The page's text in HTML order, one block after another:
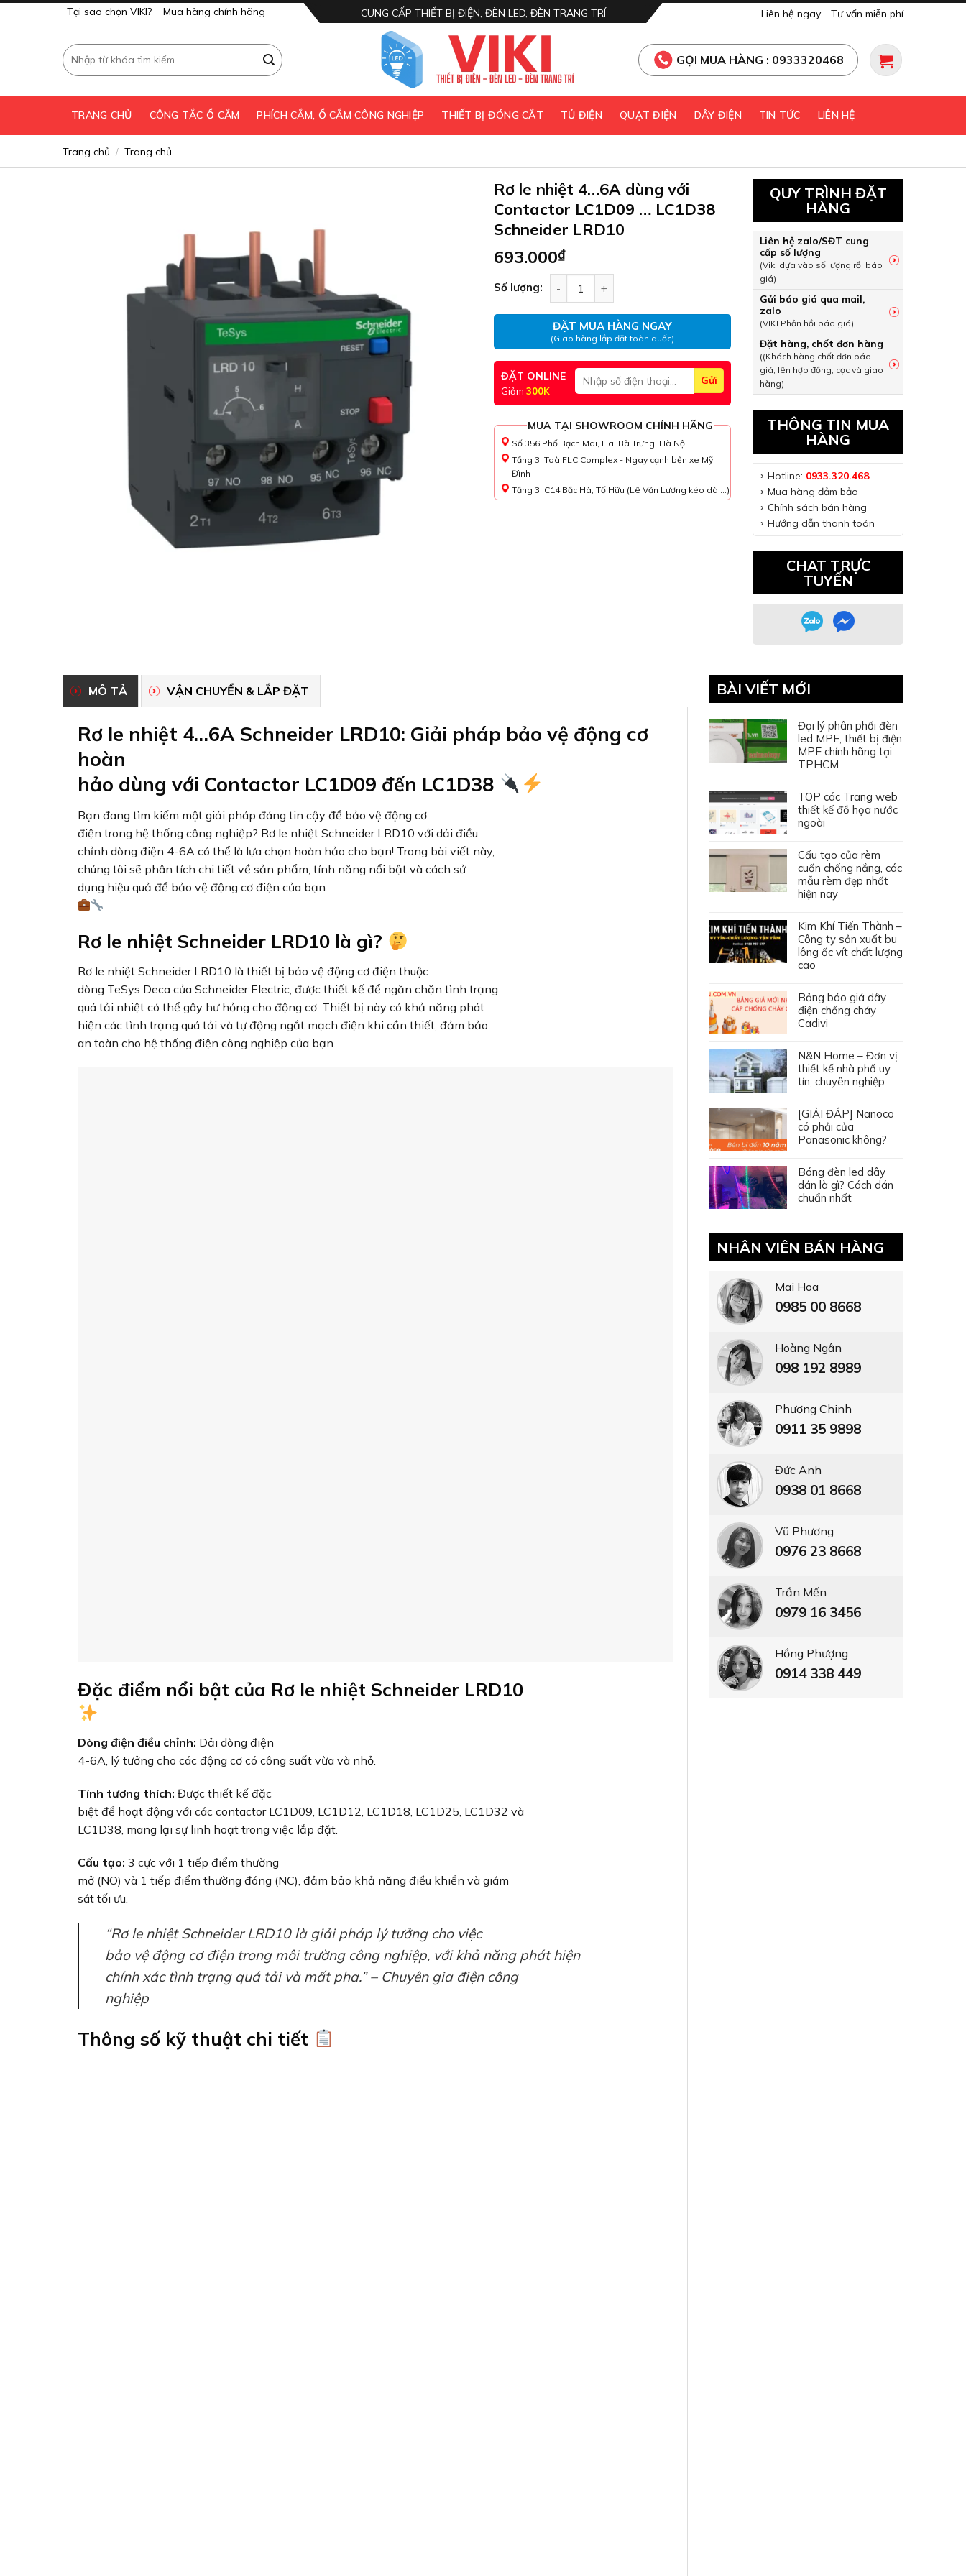
Tại sao chọn VIKI? Mua hàng chính hãng CUNG CẤP THIẾT BỊ ĐIỆN, ĐÈN LED, ĐÈN TRANG TRÍ Liên hệ ngay Tư vấn miễn phí
Tìm
kiếm:
GỌI MUA HÀNG : 0933320468
TRANG CHỦ CÔNG TẮC Ổ CẮM PHÍCH CẮM, Ổ CẮM CÔNG NGHIỆP THIẾT BỊ ĐÓNG CẮT TỦ ĐIỆN QUẠT ĐIỆN DÂY ĐIỆN TIN TỨC LIÊN HỆ
Trang chủ / Trang chủ
Rơ le nhiệt 4…6A dùng với
Contactor LC1D09 … LC1D38
Schneider LRD10
693.000₫
Số lượng: Rơ le nhiệt 4…6A dùng với Contactor LC1D09 … LC1D38 Schneider LRD10 số
ĐẶT MUA HÀNG NGAY
(Giao hàng lắp đặt toàn quốc)
ĐẶT ONLINE
Giảm 300K
MUA TẠI SHOWROOM CHÍNH HÃNG
Số 356 Phố Bạch Mai, Hai Bà Trưng, Hà Nội
Tầng 3, Toà FLC Complex - Ngay cạnh bến xe Mỹ
Đình
Tầng 3, C14 Bắc Hà, Tố Hữu (Lê Văn Lương kéo dài...)
QUY TRÌNH ĐẶT
HÀNG
Liên hệ zalo/SĐT cung
cấp số lượng
(Viki dựa vào số lượng rồi báo
giá)
Gửi báo giá qua mail,
zalo
(VIKI Phản hồi báo giá)
Đặt hàng, chốt đơn hàng
((Khách hàng chốt đơn báo
giá, lên hợp đồng, cọc và giao
hàng)
THÔNG TIN MUA
HÀNG
Hotline: 0933.320.468
Mua hàng đảm bảo
Chính sách bán hàng
Hướng dẫn thanh toán
CHAT TRỰC
TUYẾN
MÔ TẢ VẬN CHUYỂN & LẮP ĐẶT
Rơ le nhiệt 4…6A Schneider LRD10: Giải pháp bảo vệ động cơ
hoàn
hảo dùng với Contactor LC1D09 đến LC1D38
Bạn đang tìm kiếm một giải pháp đáng tin cậy để bảo vệ động cơ
điện trong hệ thống công nghiệp? Rơ le nhiệt Schneider LRD10 với dải điều
chỉnh dòng điện 4-6A có thể là lựa chọn hoàn hảo cho bạn! Trong bài viết này,
chúng tôi sẽ phân tích chi tiết về sản phẩm, tính năng nổi bật và cách sử
dụng hiệu quả để bảo vệ động cơ điện của bạn.
Rơ le nhiệt Schneider LRD10 là gì?
Rơ le nhiệt Schneider LRD10 là thiết bị bảo vệ động cơ điện thuộc
dòng TeSys Deca của Schneider Electric, được thiết kế để ngăn chặn tình trạng
quá tải nhiệt có thể gây hư hỏng cho động cơ. Thiết bị này có khả năng phát
hiện các tình trạng quá tải và tự động ngắt mạch điện khi cần thiết, đảm bảo
an toàn cho hệ thống điện công nghiệp của bạn.
Đặc điểm nổi bật của Rơ le nhiệt Schneider LRD10
Dòng điện điều chỉnh: Dải dòng điện
4-6A, lý tưởng cho các động cơ có công suất vừa và nhỏ.
Tính tương thích: Được thiết kế đặc
biệt để hoạt động với các contactor LC1D09, LC1D12, LC1D18, LC1D25, LC1D32 và
LC1D38, mang lại sự linh hoạt trong việc lắp đặt.
Cấu tạo: 3 cực với 1 tiếp điểm thường
mở (NO) và 1 tiếp điểm thường đóng (NC), đảm bảo khả năng điều khiển và giám
sát tối ưu.
“Rơ le nhiệt Schneider LRD10 là giải pháp lý tưởng cho việc
bảo vệ động cơ điện trong môi trường công nghiệp, với khả năng phát hiện
chính xác tình trạng quá tải và mất pha.” – Chuyên gia điện công
nghiệp
Thông số kỹ thuật chi tiết
BÀI VIẾT MỚI
Đại lý phân phối đèn
led MPE, thiết bị điện
MPE chính hãng tại
TPHCM
TOP các Trang web
thiết kế đồ họa nước
ngoài
Cấu tạo của rèm
cuốn chống nắng, các
mẫu rèm đẹp nhất
hiện nay
Kim Khí Tiến Thành –
Công ty sản xuất bu
lông ốc vít chất lượng
cao
Bảng báo giá dây
điện chống cháy
Cadivi
N&N Home – Đơn vị
thiết kế nhà phố uy
tín, chuyên nghiệp
[GIẢI ĐÁP] Nanoco
có phải của
Panasonic không?
Bóng đèn led dây
dán là gì? Cách dán
chuẩn nhất
NHÂN VIÊN BÁN HÀNG
Mai Hoa
0985 00 8668
Hoàng Ngân
098 192 8989
Phương Chinh
0911 35 9898
Đức Anh
0938 01 8668
Vũ Phương
0976 23 8668
Trần Mến
0979 16 3456
Hồng Phượng
0914 338 449